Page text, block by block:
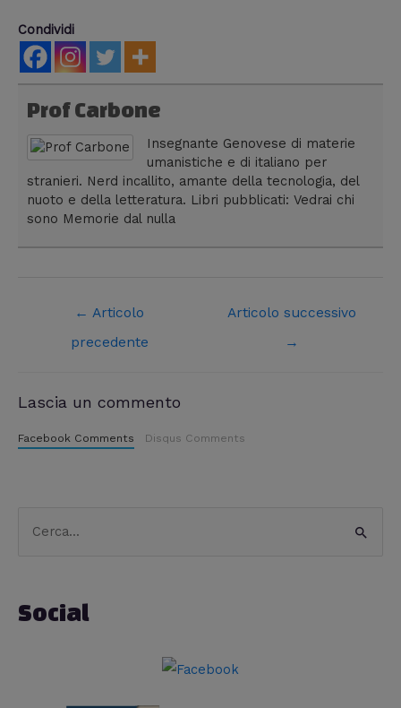
Condividi
Prof Carbone
Insegnante Genovese di materie
umanistiche e di italiano per
stranieri. Nerd incallito, amante della tecnologia, del
nuoto e della letteratura. Libri pubblicati: Vedrai chi
sono Memorie dal nulla
← Articolo
precedente
Articolo successivo
→
Lascia un commento
Facebook Comments Disqus Comments
c
Social
g